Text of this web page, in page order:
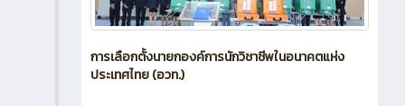
การเลือกตั้งนายกองค์การนักวิชาชีพในอนาคตแห่ง
ประเทศไทย (อวท.)